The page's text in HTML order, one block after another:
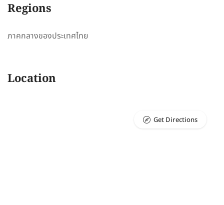
Regions
ภาคกลางของประเทศไทย
Location
Get Directions